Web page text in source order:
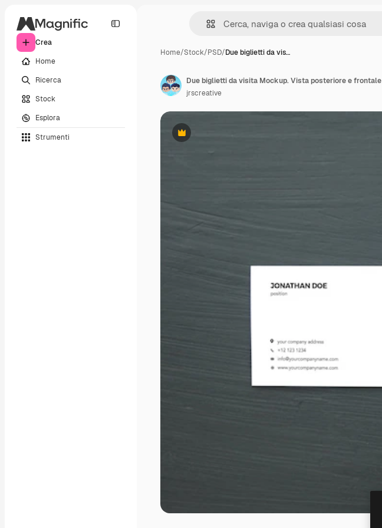
Crea
Home
Ricerca
Stock
Esplora
Strumenti
Home/Stock/PSD/Due biglietti da vis…
Premium
Due biglietti da visita Mockup. Vista posteriore e frontale
jrscreative